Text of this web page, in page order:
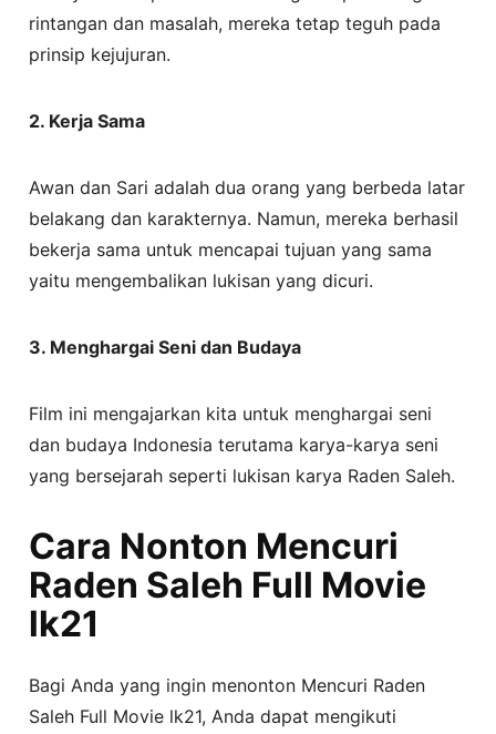
rintangan dan masalah, mereka tetap teguh pada
prinsip kejujuran.
2. Kerja Sama
Awan dan Sari adalah dua orang yang berbeda latar
belakang dan karakternya. Namun, mereka berhasil
bekerja sama untuk mencapai tujuan yang sama
yaitu mengembalikan lukisan yang dicuri.
3. Menghargai Seni dan Budaya
Film ini mengajarkan kita untuk menghargai seni
dan budaya Indonesia terutama karya-karya seni
yang bersejarah seperti lukisan karya Raden Saleh.
Cara Nonton Mencuri
Raden Saleh Full Movie
lk21
Bagi Anda yang ingin menonton Mencuri Raden
Saleh Full Movie lk21, Anda dapat mengikuti